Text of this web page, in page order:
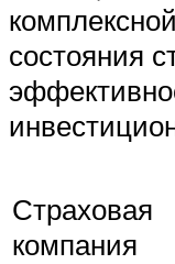
состояния
Страховая
компания